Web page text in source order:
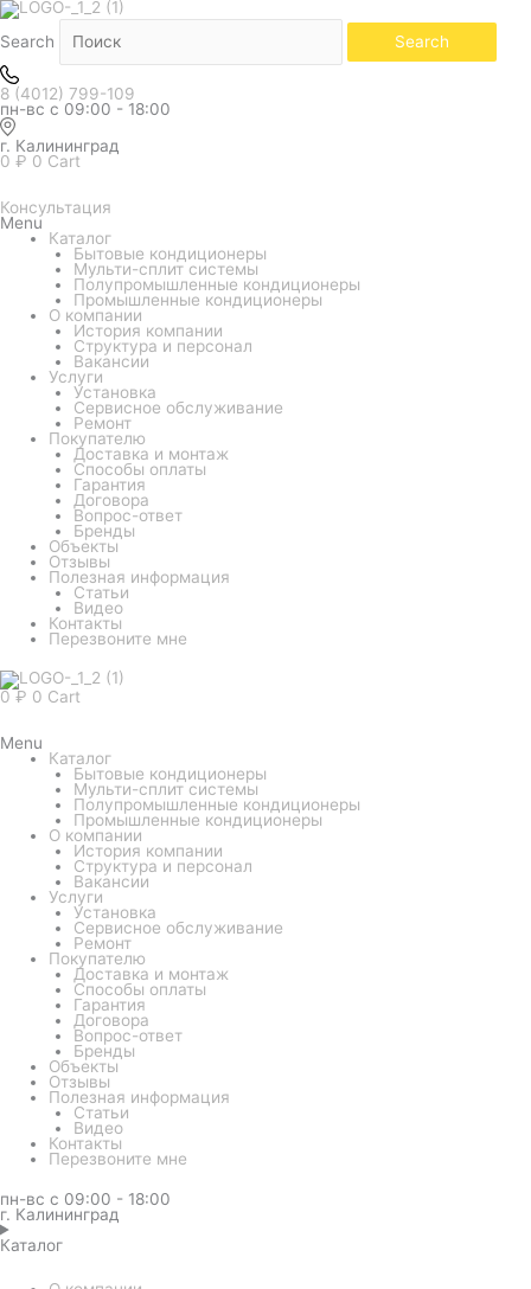
Search Search
8 (4012) 799-109
пн-вс с 09:00 - 18:00
г. Калининград
0 ₽ 0 Cart
Консультация
Menu
Каталог
Бытовые кондиционеры
Мульти-сплит системы
Полупромышленные кондиционеры
Промышленные кондиционеры
О компании
История компании
Структура и персонал
Вакансии
Услуги
Установка
Сервисное обслуживание
Ремонт
Покупателю
Доставка и монтаж
Способы оплаты
Гарантия
Договора
Вопрос-ответ
Бренды
Объекты
Отзывы
Полезная информация
Статьи
Видео
Контакты
Перезвоните мне
0 ₽ 0 Cart
Menu
Каталог
Бытовые кондиционеры
Мульти-сплит системы
Полупромышленные кондиционеры
Промышленные кондиционеры
О компании
История компании
Структура и персонал
Вакансии
Услуги
Установка
Сервисное обслуживание
Ремонт
Покупателю
Доставка и монтаж
Способы оплаты
Гарантия
Договора
Вопрос-ответ
Бренды
Объекты
Отзывы
Полезная информация
Статьи
Видео
Контакты
Перезвоните мне
пн-вс с 09:00 - 18:00
г. Калининград
Каталог